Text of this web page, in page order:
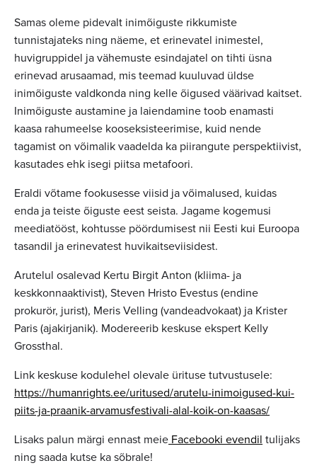
Samas oleme pidevalt inimõiguste rikkumiste
tunnistajateks ning näeme, et erinevatel inimestel,
huvigruppidel ja vähemuste esindajatel on tihti üsna
erinevad arusaamad, mis teemad kuuluvad üldse
inimõiguste valdkonda ning kelle õigused väärivad kaitset.
Inimõiguste austamine ja laiendamine toob enamasti
kaasa rahumeelse kooseksisteerimise, kuid nende
tagamist on võimalik vaadelda ka piirangute perspektiivist,
kasutades ehk isegi piitsa metafoori.
Eraldi võtame fookusesse viisid ja võimalused, kuidas
enda ja teiste õiguste eest seista. Jagame kogemusi
meediatööst, kohtusse pöördumisest nii Eesti kui Euroopa
tasandil ja erinevatest huvikaitseviisidest.
Arutelul osalevad Kertu Birgit Anton (kliima- ja
keskkonnaaktivist), Steven Hristo Evestus (endine
prokurör, jurist), Meris Velling (vandeadvokaat) ja Krister
Paris (ajakirjanik). Modereerib keskuse ekspert Kelly
Grossthal.
Link keskuse kodulehel olevale ürituse tutvustusele:
https://humanrights.ee/uritused/arutelu-inimoigused-kui-
piits-ja-praanik-arvamusfestivali-alal-koik-on-kaasas/
Lisaks palun märgi ennast meie Facebooki evendil tulijaks
ning saada kutse ka sõbrale!